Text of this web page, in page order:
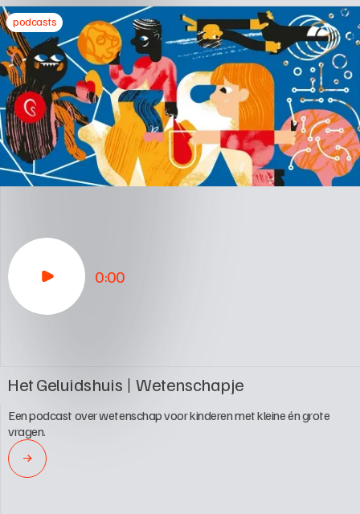
0:00
podcasts
Het Geluidshuis Wetenschapje
Een podcast over wetenschap voor kinderen met kleine én grote
vragen.
→